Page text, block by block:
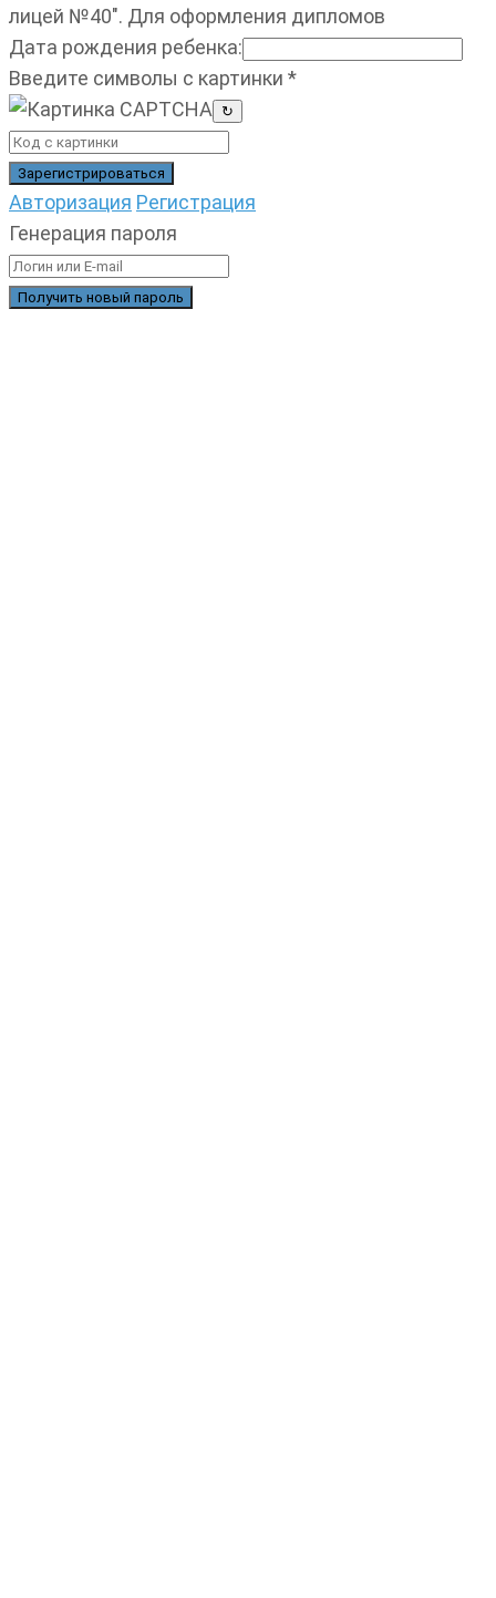
лицей №40". Для оформления дипломов
Дата рождения ребенка:
Введите символы с картинки *
↻
Авторизация Регистрация
Генерация пароля